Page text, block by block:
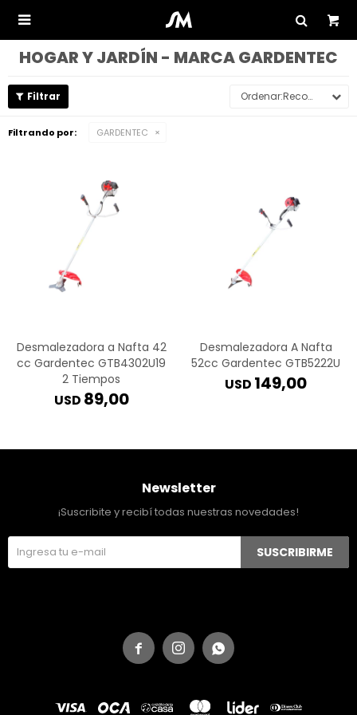

HOGAR Y JARDÍN - MARCA GARDENTEC
Recomendados
Filtrando por: GARDENTEC
Desmalezadora a Nafta 42
cc Gardentec GTB4302U19
2 Tiempos
USD 89,00
Desmalezadora A Nafta
52cc Gardentec GTB5222U
USD 149,00
  
Newsletter
¡Suscribite y recibí todas nuestras novedades!
SUSCRIBIRME